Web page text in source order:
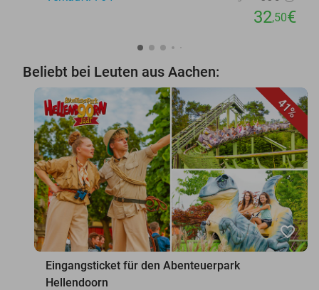
32,50€
Beliebt bei Leuten aus Aachen:
41%
favorite_border
Eingangsticket für den Abenteuerpark
Hellendoorn